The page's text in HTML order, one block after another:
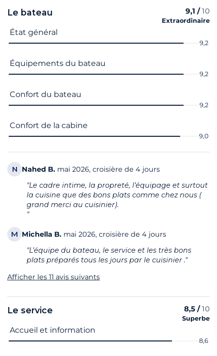
Le bateau 9,1 /10
Extraordinaire
Nom du critère
État général
9,2
Équipements du bateau
9,2
Confort du bateau
9,2
Confort de la cabine
9,0
N Nahed B. mai 2026, croisière de 4 jours
"Le cadre intime, la propreté, l’équipage et surtout
la cuisine que des bons plats comme chez nous (
grand merci au cuisinier).
"
M Michella B. mai 2026, croisière de 4 jours
"L’équipe du bateau, le service et les très bons
plats préparés tous les jours par le cuisinier ."
Afficher les 11 avis suivants
Le service 8,5 /10
Superbe
Nom du critère Note
Accueil et information
8,6